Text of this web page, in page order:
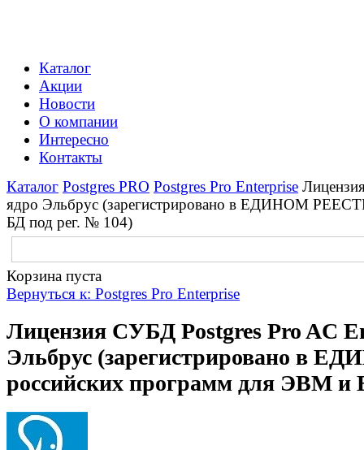
Каталог
Акции
Новости
О компании
Интересно
Контакты
Каталог Postgres PRO Postgres Pro Enterprise
ядро Эльбрус (зарегистрировано в ЕДИНОМ
БД под рег. № 104)
Корзина пуста
Вернуться к: Postgres Pro Enterprise
Лицензия СУБД Postgres Pro AC
Эльбрус (зарегистрировано в
российских программ для ЭВМ и